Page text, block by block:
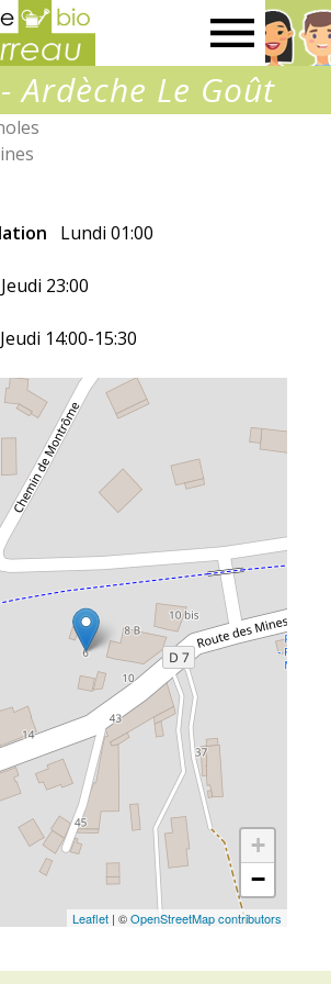
Le
Ardèche Le Goût
Lundi 01:00
Jeudi 23:00
Jeudi 14:00-15:30
+
−
Leaflet | ©OpenStreetMap contributors